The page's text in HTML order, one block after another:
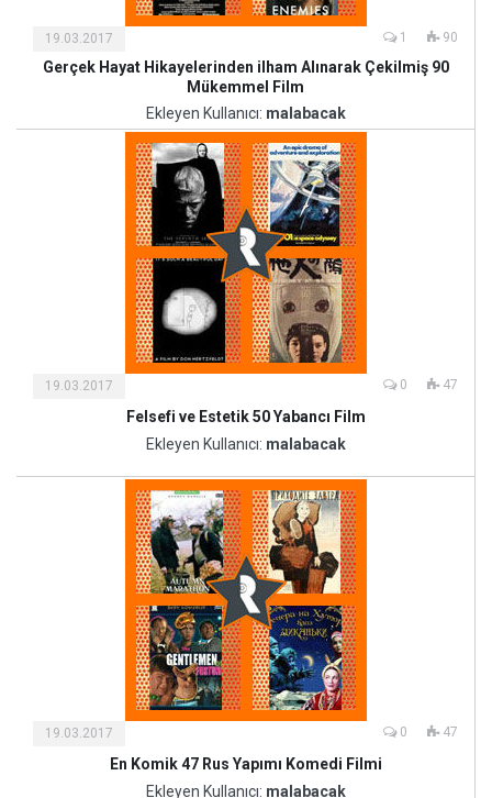
19.03.2017 1 90
Gerçek Hayat Hikayelerinden ilham Alınarak Çekilmiş 90
Mükemmel Film
Ekleyen Kullanıcı: malabacak
Kültür
19.03.2017 0 47
Felsefi ve Estetik 50 Yabancı Film
Ekleyen Kullanıcı: malabacak
19.03.2017 0 47
En Komik 47 Rus Yapımı Komedi Filmi
Ekleyen Kullanıcı: malabacak